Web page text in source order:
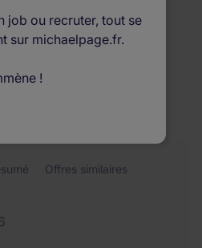
Offres similaires
job ou recruter, tout se
sur michaelpage.fr.
!